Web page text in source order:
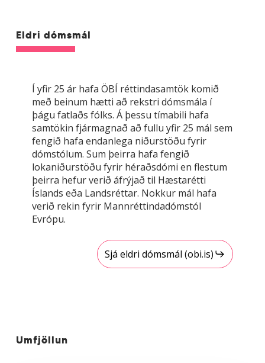
Eldri dómsmál
Í yfir 25 ár hafa ÖBÍ réttindasamtök komið
með beinum hætti að rekstri dómsmála í
þágu fatlaðs fólks. Á þessu tímabili hafa
samtökin fjármagnað að fullu yfir 25 mál sem
fengið hafa endanlega niðurstöðu fyrir
dómstólum. Sum þeirra hafa fengið
lokaniðurstöðu fyrir héraðsdómi en flestum
þeirra hefur verið áfrýjað til Hæstarétti
Íslands eða Landsréttar. Nokkur mál hafa
verið rekin fyrir Mannréttindadómstól
Evrópu.
Sjá eldri dómsmál (obi.is)
Umfjöllun